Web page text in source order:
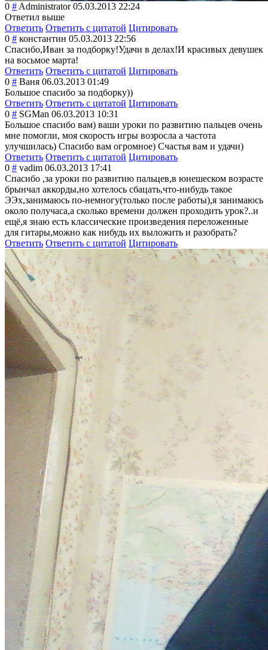
0 # Administrator 05.03.2013 22:24
Ответил выше
Ответить Ответить с цитатой Цитировать
0 # константин 05.03.2013 22:56
Спасибо,Иван за подборку!Удачи в делах!И красивых девушек
на восьмое марта!
Ответить Ответить с цитатой Цитировать
0 # Ваня 06.03.2013 01:49
Большое спасибо за подборку))
Ответить Ответить с цитатой Цитировать
0 # SGMan 06.03.2013 10:31
Большое спасибо вам) ваши уроки по развитию пальцев очень
мне помогли, моя скорость игры возросла а частота
улучшилась) Спасибо вам огромное) Счастья вам и удачи)
Ответить Ответить с цитатой Цитировать
0 # vadim 06.03.2013 17:41
Спасибо ,за уроки по развитию пальцев,в юнешеском возрасте
брынчал аккорды,но хотелось сбацать,что-нибудь такое
ЭЭх,занимаюсь по-немногу(только после работы),я занимаюсь
около получаса,а сколько времени должен проходить урок?..и
ещё,я знаю есть классические произведения переложенные
для гитары,можно как нибудь их выложить и разобрать?
Ответить Ответить с цитатой Цитировать